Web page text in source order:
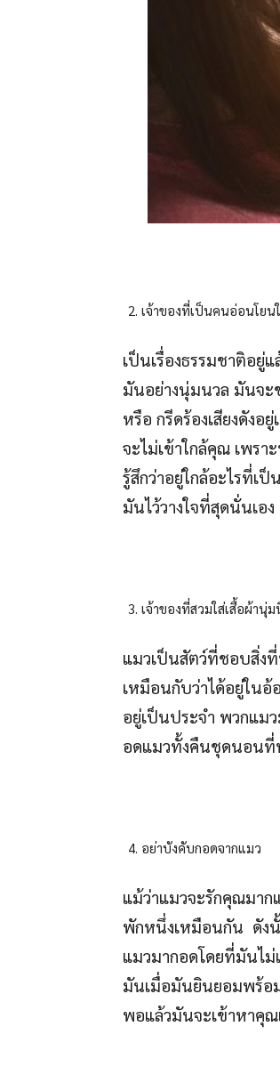
เจ้าของที่เป็นคนอ่อนโยน
เป็นเรื่องธรรมชาติอ
มันอย่างนุ่มนวล มันจะ
หรือ กรีดร้องเสียงดัง
จะไม่เข้าใกล้คุณ เพรา
รู้สึกว่าอยู่ใกล้อะไรที่
มันไว้วางใจที่สุดนั่นเอง
เจ้าของที่สวมใส่เสื้อผ้านุ่
แมวเป็นสัตว์ที่ชอบสิ่ง
เหมือนกับว่าได้อยู่ใน
อยู่เป็นประจำ พวกแม
อดแมวทั้งคืนชุดนอนที่
อย่าบังคับกอดจากแมว
แม้ว่าแมวจะรักคุณมา
พักหนึ่งเหมือนกัน ดังนั้
แมวมากอดโดยที่มันไ
มันเมื่อมันยินยอมพร้อม
พอแล้วมันจะเข้าหาคุณ